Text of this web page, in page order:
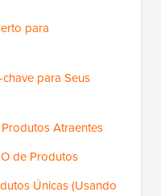
para
para Seus
Atraentes
de Produtos
Únicas (Usando